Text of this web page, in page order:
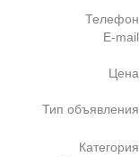
Телефон
E-mail
Цена
Тип объявления
Категория